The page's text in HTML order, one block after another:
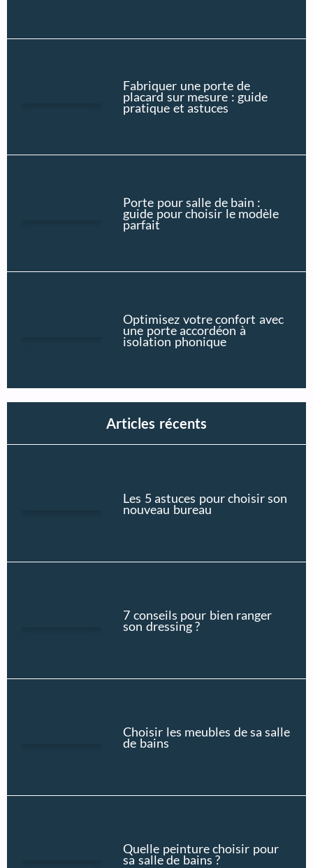
Fabriquer une porte de
placard sur mesure : guide
pratique et astuces
Porte pour salle de bain :
guide pour choisir le modèle
parfait
Optimisez votre confort avec
une porte accordéon à
isolation phonique
Articles récents
Les 5 astuces pour choisir son
nouveau bureau
7 conseils pour bien ranger
son dressing ?
Choisir les meubles de sa salle
de bains
Quelle peinture choisir pour
sa salle de bains ?